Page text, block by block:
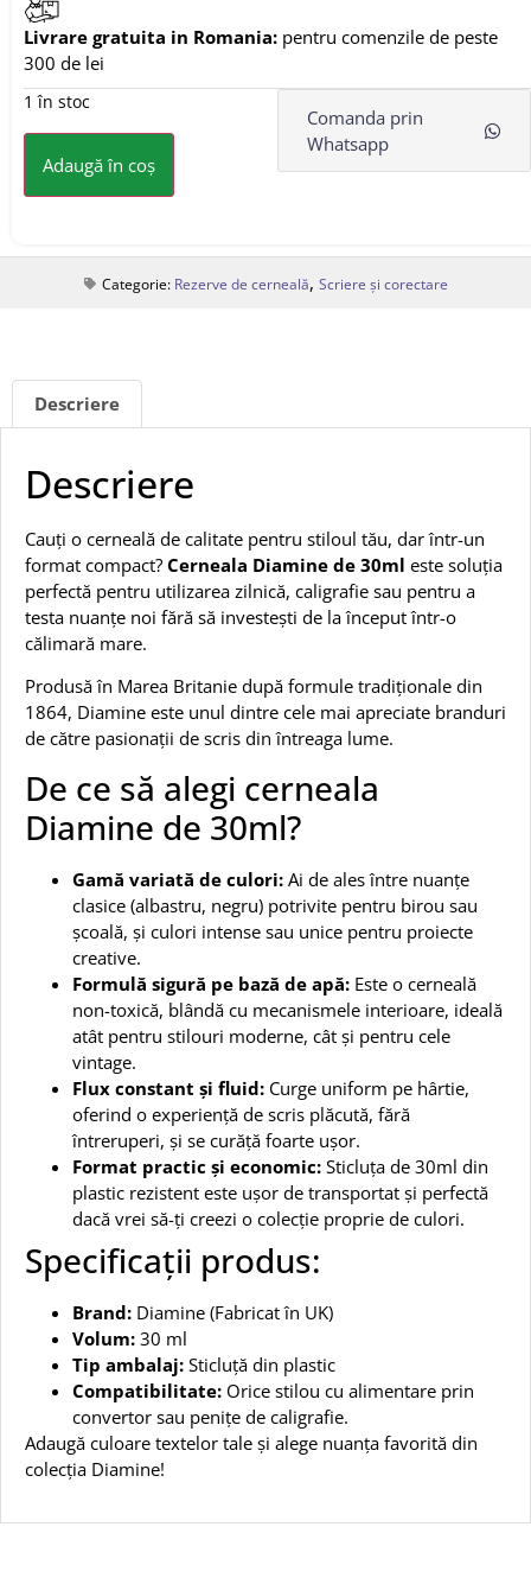
Livrare gratuita in Romania: pentru comenzile de peste
300 de lei
1 în stoc
Adaugă în coș
Comanda prin
Whatsapp
Categorie: Rezerve de cerneală, Scriere și corectare
Descriere
Descriere
Cauți o cerneală de calitate pentru stiloul tău, dar într-un
format compact? Cerneala Diamine de 30ml este soluția
perfectă pentru utilizarea zilnică, caligrafie sau pentru a
testa nuanțe noi fără să investești de la început într-o
călimară mare.
Produsă în Marea Britanie după formule tradiționale din
1864, Diamine este unul dintre cele mai apreciate branduri
de către pasionații de scris din întreaga lume.
De ce să alegi cerneala
Diamine de 30ml?
Gamă variată de culori: Ai de ales între nuanțe
clasice (albastru, negru) potrivite pentru birou sau
școală, și culori intense sau unice pentru proiecte
creative.
Formulă sigură pe bază de apă: Este o cerneală
non-toxică, blândă cu mecanismele interioare, ideală
atât pentru stilouri moderne, cât și pentru cele
vintage.
Flux constant și fluid: Curge uniform pe hârtie,
oferind o experiență de scris plăcută, fără
întreruperi, și se curăță foarte ușor.
Format practic și economic: Sticluța de 30ml din
plastic rezistent este ușor de transportat și perfectă
dacă vrei să-ți creezi o colecție proprie de culori.
Specificații produs:
Brand: Diamine (Fabricat în UK)
Volum: 30 ml
Tip ambalaj: Sticluță din plastic
Compatibilitate: Orice stilou cu alimentare prin
convertor sau penițe de caligrafie.
Adaugă culoare textelor tale și alege nuanța favorită din
colecția Diamine!